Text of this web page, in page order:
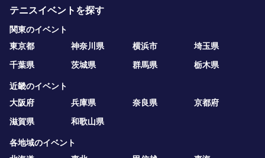
テニスイベントを探す
関東のイベント
東京都
神奈川県 横浜市
埼玉県
千葉県
茨城県 群馬県 栃木県
近畿のイベント
大阪府
兵庫県 奈良県
京都府
滋賀県
和歌山県
各地域のイベント